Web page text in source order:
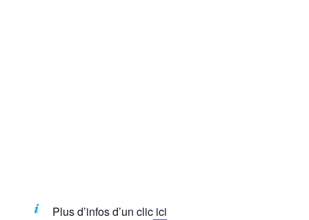
Plus d’infos d’un clicici